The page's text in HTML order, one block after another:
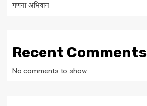
गणना अभियान
Recent Comments
No comments to show.